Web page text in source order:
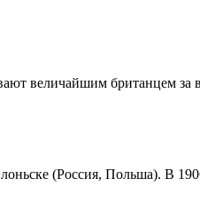
величайшим британцем
(Россия, Польша). В